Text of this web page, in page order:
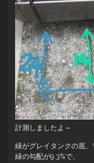
計測しましたよ～
緑がグレイタンクの底、
緑の勾配が9.3%で、